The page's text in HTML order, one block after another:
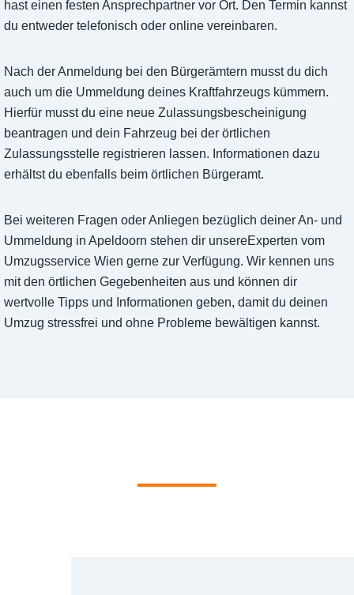
hast einen festen Ansprechpartner vor Ort. Den Termin kannst
du entweder telefonisch oder online vereinbaren.
Nach der Anmeldung bei den Bürgerämtern musst du dich
auch um die Ummeldung deines Kraftfahrzeugs kümmern.
Hierfür musst du eine neue Zulassungsbescheinigung
beantragen und dein Fahrzeug bei der örtlichen
Zulassungsstelle registrieren lassen. Informationen dazu
erhältst du ebenfalls beim örtlichen Bürgeramt.
Bei weiteren Fragen oder Anliegen bezüglich deiner An- und
Ummeldung in Apeldoorn stehen dir unsereExperten vom
Umzugsservice Wien gerne zur Verfügung. Wir kennen uns
mit den örtlichen Gegebenheiten aus und können dir
wertvolle Tipps und Informationen geben, damit du deinen
Umzug stressfrei und ohne Probleme bewältigen kannst.